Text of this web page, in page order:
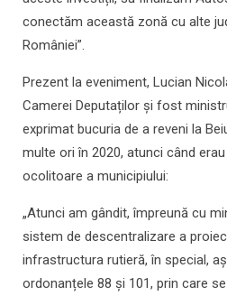
conectăm această zonă cu alte
României”.
Prezent la eveniment, Lucian
Camerei Deputaților și fost
exprimat bucuria de a reveni la
multe ori în 2020, atunci când
ocolitoare a municipiului:
„Atunci am gândit, împreună cu
sistem de descentralizare a
infrastructura rutieră, în special,
ordonanțele 88 și 101, prin care